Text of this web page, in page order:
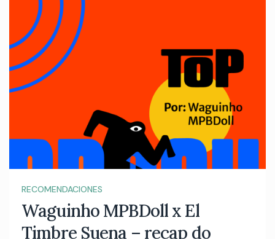
RECOMENDACIONES
Waguinho MPBDoll x El
Timbre Suena – recap do